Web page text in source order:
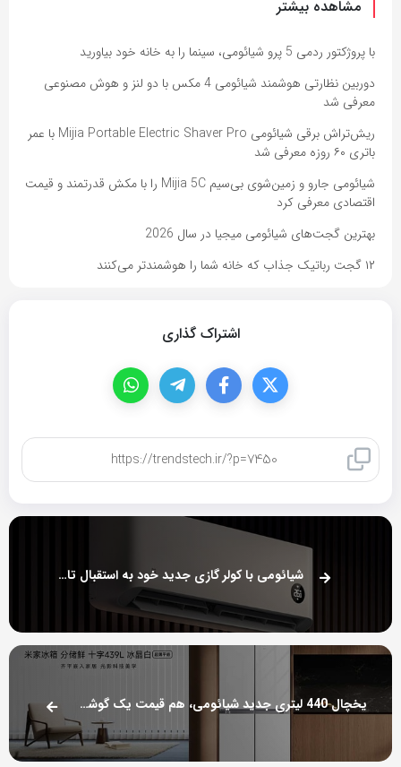
مشاهده بیشتر
با پروژکتور ردمی 5 پرو شیائومی، سینما را به خانه خود بیاورید
دوربین نظارتی هوشمند شیائومی 4 مکس با دو لنز و هوش مصنوعی
معرفی شد
ریش‌تراش برقی شیائومی Mijia Portable Electric Shaver Pro با عمر
باتری ۶۰ روزه معرفی شد
شیائومی جارو و زمین‌شوی بی‌سیم Mijia 5C را با مکش قدرتمند و قیمت
اقتصادی معرفی کرد
بهترین گجت‌های شیائومی میجیا در سال 2026
۱۲ گجت رباتیک جذاب که خانه شما را هوشمندتر می‌کنند
اشتراک گذاری
شیائومی با کولر گازی جدید خود به استقبال تابستان می‌رود
یخچال 440 لیتری جدید شیائومی، هم قیمت یک گوشی میان رده است